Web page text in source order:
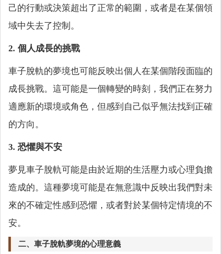
己的行動或決策超出了正常的範圍，或者是在某個領
域中失去了控制。
2. 個人成長的挑戰
車子脫軌的夢境也可能反映出個人在某個階段面臨的
成長挑戰。這可能是一個轉變的時刻，我們正在努力
適應新的環境或角色，但感到自己似乎無法找到正確
的方向。
3. 恐懼與不安
夢見車子脫軌可能是由於近期的生活壓力或心理負擔
造成的。這種夢境可能是在無意識中反映出我們對未
來的不確定性感到恐懼，或者對於某個特定情境的不
安。
二、車子脫軌夢境的心理意義